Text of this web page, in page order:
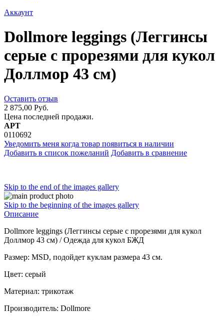
Аккаунт
Dollmore leggings (Леггинсы
серые с прорезями для кукол
Доллмор 43 см)
Оставить отзыв
2 875,00 Руб.
Цена последней продажи.
АРТ
0110692
Уведомить меня когда товар появиться в наличии
Добавить в список пожеланий Добавить в сравнение
Skip to the end of the images gallery
Skip to the beginning of the images gallery
Описание
Dollmore leggings (Леггинсы серые с прорезями для кукол
Доллмор 43 см) / Одежда для кукол БЖД
Размер: MSD, подойдет куклам размера 43 см.
Цвет: серый
Материал: трикотаж
Производитель: Dollmore